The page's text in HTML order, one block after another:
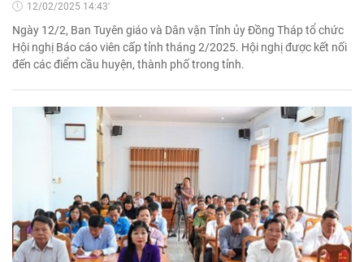
12/02/2025 14:43'
Ngày 12/2, Ban Tuyên giáo và Dân vận Tỉnh ủy Đồng Tháp tổ chức
Hội nghị Báo cáo viên cấp tỉnh tháng 2/2025. Hội nghị được kết nối
đến các điểm cầu huyện, thành phố trong tỉnh.